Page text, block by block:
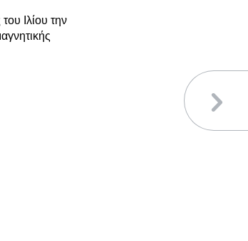
Ιλίου την